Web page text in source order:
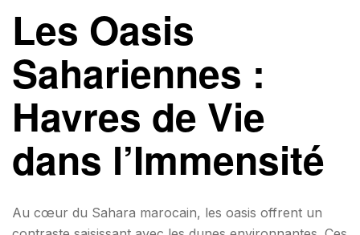
Les Oasis
Sahariennes :
Havres de Vie
dans l’Immensité
Au cœur du Sahara marocain, les oasis offrent un